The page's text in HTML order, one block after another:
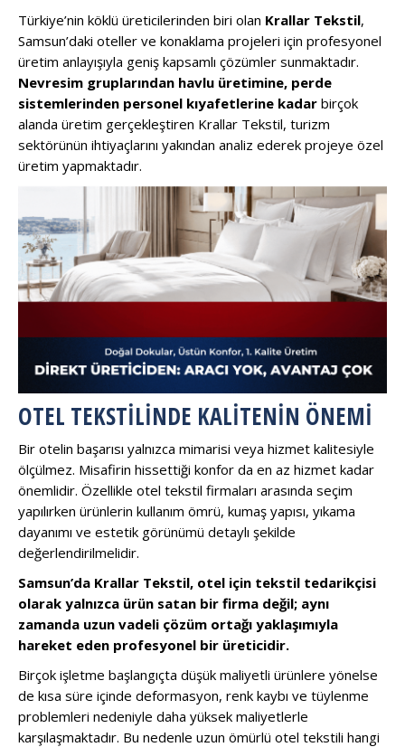
Türkiye’nin köklü üreticilerinden biri olan Krallar Tekstil,
Samsun’daki oteller ve konaklama projeleri için profesyonel
üretim anlayışıyla geniş kapsamlı çözümler sunmaktadır.
Nevresim gruplarından havlu üretimine, perde
sistemlerinden personel kıyafetlerine kadar birçok
alanda üretim gerçekleştiren Krallar Tekstil, turizm
sektörünün ihtiyaçlarını yakından analiz ederek projeye özel
üretim yapmaktadır.
OTEL TEKSTILINDE KALITENIN ÖNEMI
Bir otelin başarısı yalnızca mimarisi veya hizmet kalitesiyle
ölçülmez. Misafirin hissettiği konfor da en az hizmet kadar
önemlidir. Özellikle otel tekstil firmaları arasında seçim
yapılırken ürünlerin kullanım ömrü, kumaş yapısı, yıkama
dayanımı ve estetik görünümü detaylı şekilde
değerlendirilmelidir.
Samsun’da Krallar Tekstil, otel için tekstil tedarikçisi
olarak yalnızca ürün satan bir firma değil; aynı
zamanda uzun vadeli çözüm ortağı yaklaşımıyla
hareket eden profesyonel bir üreticidir.
Birçok işletme başlangıçta düşük maliyetli ürünlere yönelse
de kısa süre içinde deformasyon, renk kaybı ve tüylenme
problemleri nedeniyle daha yüksek maliyetlerle
karşılaşmaktadır. Bu nedenle uzun ömürlü otel tekstili hangi